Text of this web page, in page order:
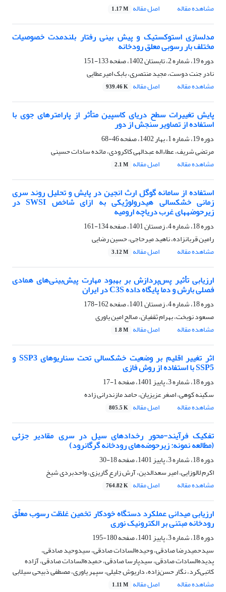
مشاهده مقاله
اصل مقاله 1.17 M
مدل‎سازی استوکستیک و پیش‏ بینی رفتار بلندمدت خصوصیات
مختلف بار رسوبی معلق رودخانه
دوره 19، شماره 2، تابستان 1402، صفحه
133-151
نادر جنت دوست، مجید منتصری، بابک امیرعطایی
مشاهده مقاله
اصل مقاله 939.46 K
پایش تغییرات سطح دریای کاسپین متأثر از پارامترهای جوی با
استفاده از تصاویر سنجش از دور
دوره 19، شماره 1، بهار 1402، صفحه
46-68
مرتضی شریف، عطاءاله عبدالهی کاکرودی، مائده سادات حسینی
مشاهده مقاله
اصل مقاله 2.1 M
استفاده از سامانه گوگل ارث انجین در پایش و تحلیل روند سری
زمانی خشکسالی هیدرولوژیکی به ازای شاخص SWSI در
زیرحوضه‎های غرب دریاچه ارومیه
دوره 18، شماره 4، زمستان 1401، صفحه
134-161
رامین قربانزاده، ناهید میرحاجی، حسین رضایی
مشاهده مقاله
اصل مقاله 3.12 M
ارزیابی تأثیر پس‌پردازش بر بهبود مهارت پیش‌بینی‌های همادی
فصلی بارش و دما پایگاه داده C3S در ایران
دوره 18، شماره 4، زمستان 1401، صفحه
162-178
مسعود نوبخت، بهرام ثقفیان، صالح امین یاوری
مشاهده مقاله
اصل مقاله 1.8 M
اثر تغییر اقلیم بر وضعیت خشکسالی تحت سناریوهای SSP3 و
SSP5 با استفاده از روش فازی
دوره 18، شماره 3، پاییز 1401، صفحه
1-17
سکینه کوهی، اصغر عزیزیان، حامد مازندرانی زاده
مشاهده مقاله
اصل مقاله 805.5 K
تفکیک فرآیند-محور رخدادهای سیل در سری مقادیر جزئی
(مطالعه نمونه: زیرحوضه‌های رودخانه گرگانرود)
دوره 18، شماره 3، پاییز 1401، صفحه
18-30
اکرم لالوزایی، امیر سعدالدین، آرش زارع گاریزی، واحدبردی شیخ
مشاهده مقاله
اصل مقاله 764.82 K
ارزیابی میدانی عملکرد دستگاه خودکار تخمین غلظت رسوب معلّق
رودخانه مبتنی بر الکترونیک نوری
دوره 18، شماره 3، پاییز 1401، صفحه
180-195
سیدحمیدرضا صادقی، وحیده‌السادات صادقی، سیدوحید صادقی،
پدیده‌السادات صادقی، سیدپارسا صادقی، حمیده‌السادات صادقی، آزاده
کاتبی‌کرد، نگار حسن‌زاده، داریوش جلیلی، سپهر یاوری، مصطفی ذبیحی سیلابی
مشاهده مقاله
اصل مقاله 1.11 M